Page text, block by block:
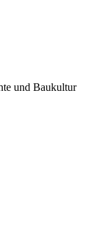
und Baukultur